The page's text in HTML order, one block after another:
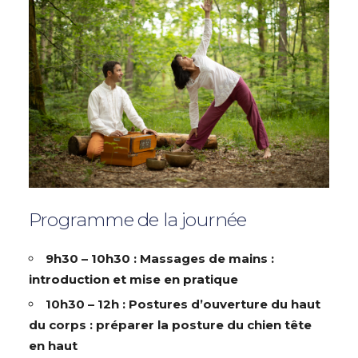
Programme de la journée
9h30 – 10h30 : Massages de mains :
introduction et mise en pratique
10h30 – 12h : Postures d’ouverture du haut
du corps : préparer la posture du chien tête
en haut